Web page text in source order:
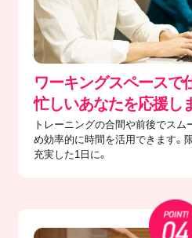
ワーキングスペースで
忙しいあなたを応援し
トレーニングの合間や前後でスム
め効率的に時間を活用できます。
充実した1日に。